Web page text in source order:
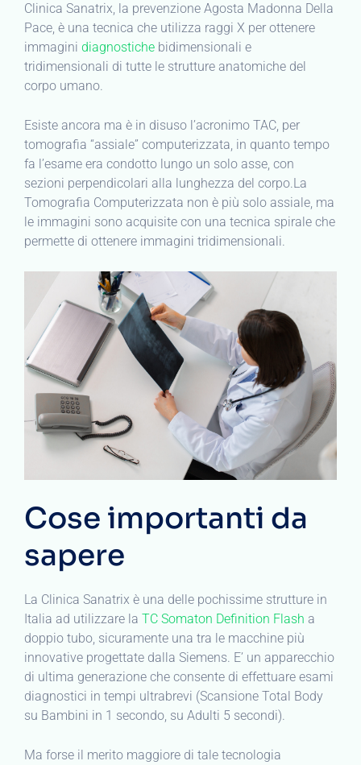
Clinica Sanatrix, la prevenzione Agosta Madonna Della
Pace, è una tecnica che utilizza raggi X per ottenere
immagini diagnostiche bidimensionali e
tridimensionali di tutte le strutture anatomiche del
corpo umano.
Esiste ancora ma è in disuso l’acronimo TAC, per
tomografia “assiale” computerizzata, in quanto tempo
fa l’esame era condotto lungo un solo asse, con
sezioni perpendicolari alla lunghezza del corpo.La
Tomografia Computerizzata non è più solo assiale, ma
le immagini sono acquisite con una tecnica spirale che
permette di ottenere immagini tridimensionali.
Cose importanti da
sapere
La Clinica Sanatrix è una delle pochissime strutture in
Italia ad utilizzare la TC Somaton Definition Flash a
doppio tubo, sicuramente una tra le macchine più
innovative progettate dalla Siemens. E’ un apparecchio
di ultima generazione che consente di effettuare esami
diagnostici in tempi ultrabrevi (Scansione Total Body
su Bambini in 1 secondo, su Adulti 5 secondi).
Ma forse il merito maggiore di tale tecnologia